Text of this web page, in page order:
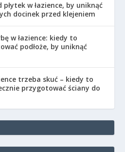
płytek w łazience, by uniknąć
docinek przed klejeniem
w łazience: kiedy to
podłoże, by uniknąć
trzeba skuć – kiedy to
przygotować ściany do